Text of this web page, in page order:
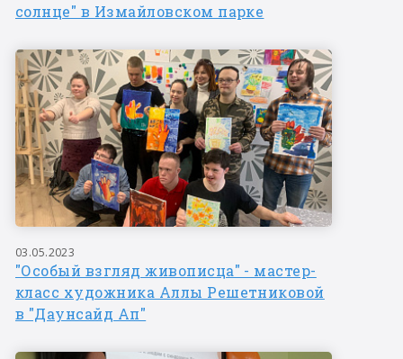
солнце" в Измайловском парке
03.05.2023
"Особый взгляд живописца" - мастер-
класс художника Аллы Решетниковой
в "Даунсайд Ап"